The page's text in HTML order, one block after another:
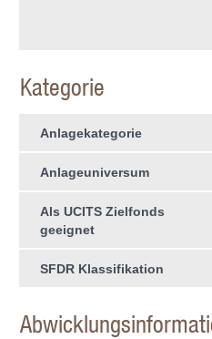
Kategorie
Anlagekategorie
Anlageuniversum
Als UCITS Zielfonds
geeignet
SFDR Klassifikation